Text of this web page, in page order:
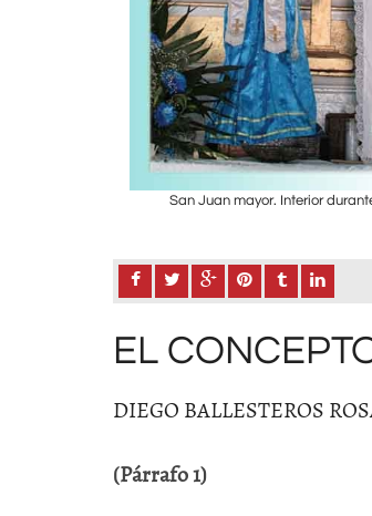
San Juan mayor. Interior
EL
DIEGO BALLESTEROS
(Párrafo 1)